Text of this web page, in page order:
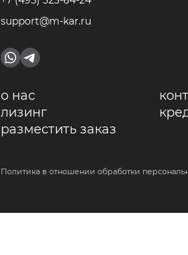
support@m-kar.ru
о нас
лизинг
разместить заказ
Политика в отношении обработки